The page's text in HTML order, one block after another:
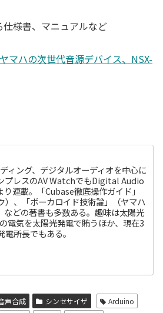
仕様書、マニュアルなど
マハの次世代音源デバイス、NSX-
ィング、デジタルオーディオを中心に
プレスのAV WatchでもDigital Audio
連載。「Cubase徹底操作ガイド」
）、「ボーカロイド技術論」（ヤマハ
などの著書も多数ある。趣味は太陽光
電気を太陽光発電で賄うほか、現在3
所長でもある。
声合成 シンセサイザ
Arduino